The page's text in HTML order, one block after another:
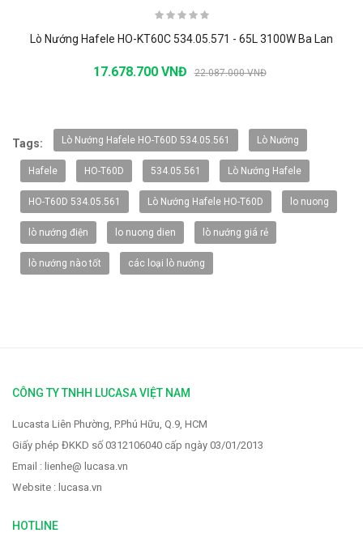
Lò Nướng Hafele HO-KT60C 534.05.571 - 65L 3100W Ba Lan
17.678.700 VNĐ 22.087.000 VNĐ
Tags: Lò Nướng Hafele HO-T60D 534.05.561 Lò Nướng
Hafele HO-T60D 534.05.561 Lò Nướng Hafele
HO-T60D 534.05.561 Lò Nướng Hafele HO-T60D lo nuong
lò nướng điện lo nuong dien lò nướng giá rẻ
lò nướng nào tốt các loại lò nướng
CÔNG TY TNHH LUCASA VIỆT NAM
Lucasta Liên Phường, P.Phú Hữu, Q.9, HCM
Giấy phép ĐKKD số 0312106040 cấp ngày 03/01/2013
Email : lienhe@ lucasa.vn
Website : lucasa.vn
HOTLINE